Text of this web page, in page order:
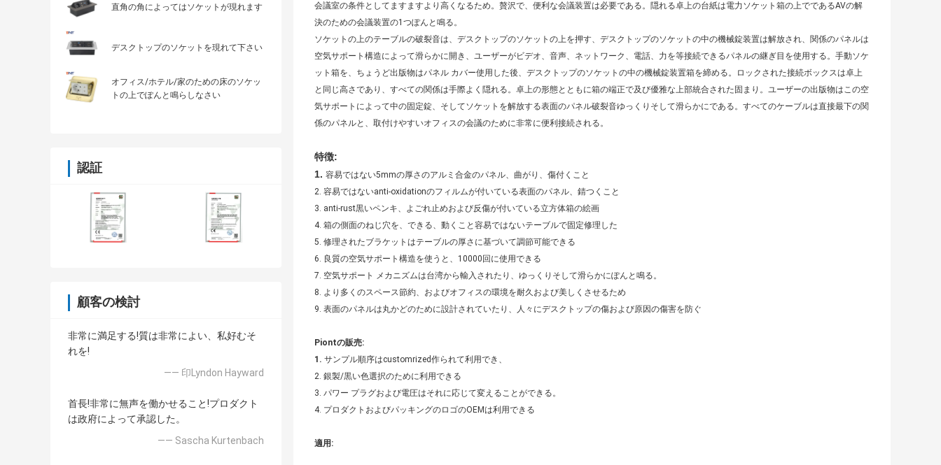
直角の角によってはソケットが現れます
デスクトップのソケットを現れて下さい
オフィス/ホテル/家のための床のソケッ
トの上でぽんと鳴らしなさい
認証
顧客の検討
非常に満足する!質は非常によい、私好むそ
れを!
—— 印Lyndon Hayward
首長!非常に無声を働かせること!プロダクト
は政府によって承認した。
—— Sascha Kurtenbach
会議室の条件としてますますより高くなるため。贅沢で、便利な会議装置は必要である。隠れる卓上の台紙は電力ソケット箱の上でであるAVの解
決のための会議装置の1つぽんと鳴る。
ソケットの上のテーブルの破裂音は、デスクトップのソケットの上を押す、デスクトップのソケットの中の機械錠装置は解放され、関係のパネルは
空気サポート構造によって滑らかに開き、ユーザーがビデオ、音声、ネットワーク、電話、力を等接続できるパネルの継ぎ目を使用する。手動ソケ
ット箱を、ちょうど出版物はパネル カバー使用した後、デスクトップのソケットの中の機械錠装置箱を締める。ロックされた接続ボックスは卓上
と同じ高さであり、すべての関係は手際よく隠れる。卓上の形態とともに箱の端正で及び優雅な上部統合された固まり。ユーザーの出版物はこの空
気サポートによって中の固定錠、そしてソケットを解放する表面のパネル破裂音ゆっくりそして滑らかにである。すべてのケーブルは直接最下の関
係のパネルと、取付けやすいオフィスの会議のために非常に便利接続される。
特徴:
1. 容易ではない5mmの厚さのアルミ合金のパネル、曲がり、傷付くこと
2. 容易ではないanti-oxidationのフィルムが付いている表面のパネル、錆つくこと
3. anti-rust黒いペンキ、よごれ止めおよび反傷が付いている立方体箱の絵画
4. 箱の側面のねじ穴を、できる、動くこと容易ではないテーブルで固定修理した
5. 修理されたブラケットはテーブルの厚さに基づいて調節可能できる
6. 良質の空気サポート構造を使うと、10000回に使用できる
7. 空気サポート メカニズムは台湾から輸入されたり、ゆっくりそして滑らかにぽんと鳴る。
8. より多くのスペース節約、およびオフィスの環境を耐久および美しくさせるため
9. 表面のパネルは丸かどのために設計されていたり、人々にデスクトップの傷および原因の傷害を防ぐ
Piontの販売:
1. サンプル順序はcustomrized作られて利用でき、
2. 銀製/黒い色選択のために利用できる
3. パワー プラグおよび電圧はそれに応じて変えることができる。
4. プロダクトおよびパッキングのロゴのOEMは利用できる
適用: